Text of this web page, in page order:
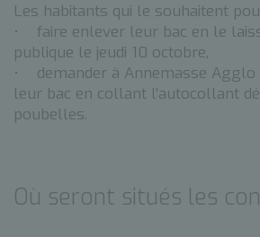
Les habitants qui le souhaitent
• faire enlever leur bac en le
publique le jeudi 10 octobre,
• demander à Annemasse Agglo
leur bac en collant l'autocollant
poubelles.
Où seront situés les